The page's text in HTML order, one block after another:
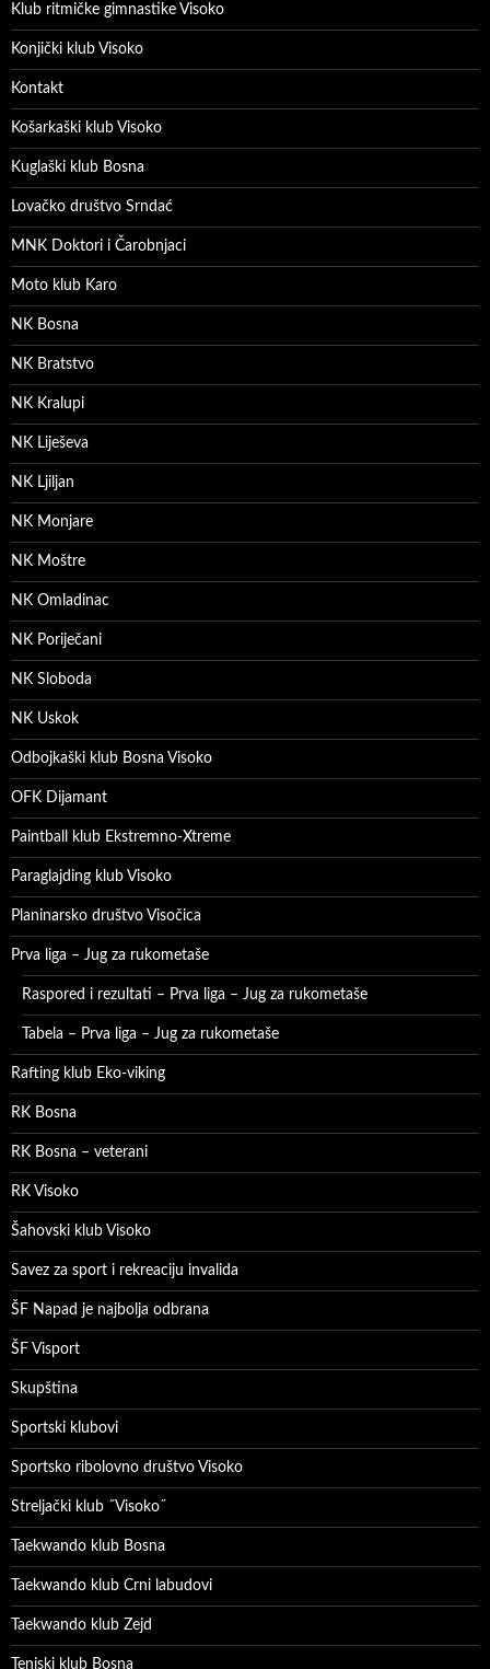
Klub ritmičke gimnastike Visoko
Konjički klub Visoko
Kontakt
Košarkaški klub Visoko
Kuglaški klub Bosna
Lovačko društvo Srndać
MNK Doktori i Čarobnjaci
Moto klub Karo
NK Bosna
NK Bratstvo
NK Kralupi
NK Liješeva
NK Ljiljan
NK Monjare
NK Moštre
NK Omladinac
NK Poriječani
NK Sloboda
NK Uskok
Odbojkaški klub Bosna Visoko
OFK Dijamant
Paintball klub Ekstremno-Xtreme
Paraglajding klub Visoko
Planinarsko društvo Visočica
Prva liga – Jug za rukometaše
Raspored i rezultati – Prva liga – Jug za rukometaše
Tabela – Prva liga – Jug za rukometaše
Rafting klub Eko-viking
RK Bosna
RK Bosna – veterani
RK Visoko
Šahovski klub Visoko
Savez za sport i rekreaciju invalida
ŠF Napad je najbolja odbrana
ŠF Visport
Skupština
Sportski klubovi
Sportsko ribolovno društvo Visoko
Streljački klub ˝Visoko˝
Taekwando klub Bosna
Taekwando klub Crni labudovi
Taekwando klub Zejd
Teniski klub Bosna